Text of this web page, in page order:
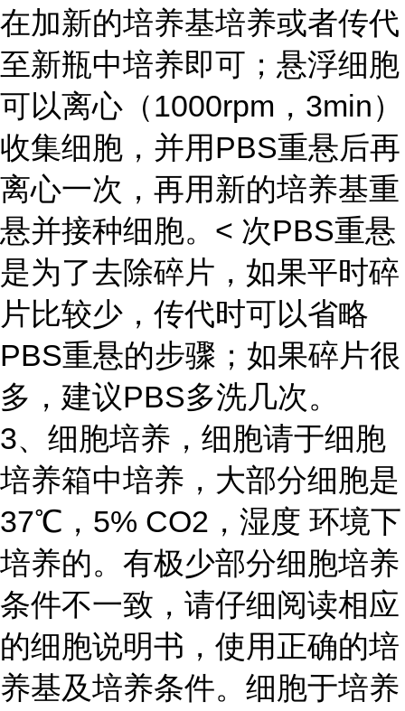
在加新的培养基培养或者传代
至新瓶中培养即可；悬浮细胞
可以离心（1000rpm，3min）
收集细胞，并用PBS重悬后再
离心一次，再用新的培养基重
悬并接种细胞。< 次PBS重悬
是为了去除碎片，如果平时碎
片比较少，传代时可以省略
PBS重悬的步骤；如果碎片很
多，建议PBS多洗几次。
3、细胞培养，细胞请于细胞
培养箱中培养，大部分细胞是
37℃，5% CO2，湿度 环境下
培养的。有极少部分细胞培养
条件不一致，请仔细阅读相应
的细胞说明书，使用正确的培
养基及培养条件。细胞于培养